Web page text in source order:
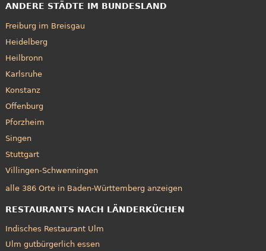
ANDERE STÄDTE IM BUNDESLAND
Freiburg im Breisgau
Heidelberg
Heilbronn
Karlsruhe
Konstanz
Offenburg
Pforzheim
Singen
Stuttgart
Villingen-Schwenningen
alle 386 Orte in Baden-Württemberg anzeigen
RESTAURANTS NACH LÄNDERKÜCHEN
Indisches Restaurant Ulm
Ulm gutbürgerlich essen